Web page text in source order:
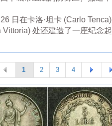
日在卡洛·坦卡 (Carlo Tenca)
处还建造了一座纪念起
1 2 3 4